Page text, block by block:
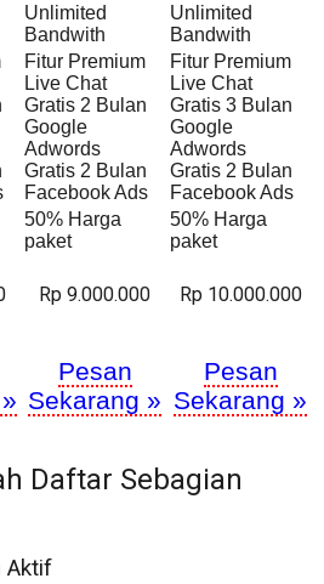
Unlimited
Bandwith
Unlimited
Bandwith
Fitur Premium
Live Chat
Gratis 2 Bulan
Google
Adwords
Gratis 2 Bulan
Facebook Ads
Fitur Premium
Live Chat
Gratis 3 Bulan
Google
Adwords
Gratis 2 Bulan
Facebook Ads
50% Harga
paket
50% Harga
paket
Rp 9.000.000 Rp 10.000.000
Pesan
Sekarang »
Pesan
Sekarang »
Daftar Sebagian
Aktif